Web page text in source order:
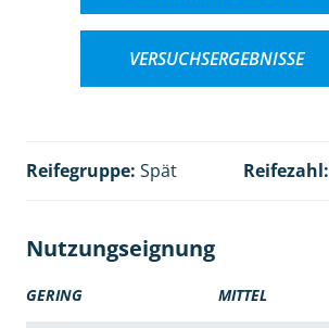
VERSUCHSERGEBNISSE
Reifegruppe: Spät Reifezahl:
Nutzungseignung
GERING MITTEL